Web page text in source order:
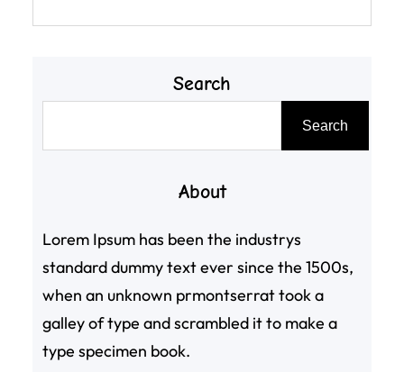
Search
Search
About
Lorem Ipsum has been the industrys
standard dummy text ever since the 1500s,
when an unknown prmontserrat took a
galley of type and scrambled it to make a
type specimen book.